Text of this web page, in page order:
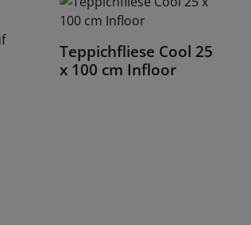
Details
Teppichfliese Cool 25
x 100 cm Infloor